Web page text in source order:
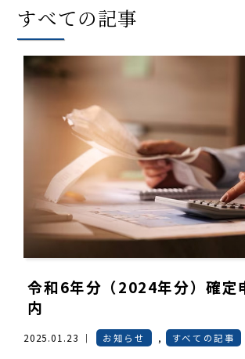
すべての記事
令和6年分（2024年分）確定
内
2025.01.23 ｜ お知らせ , すべての記事